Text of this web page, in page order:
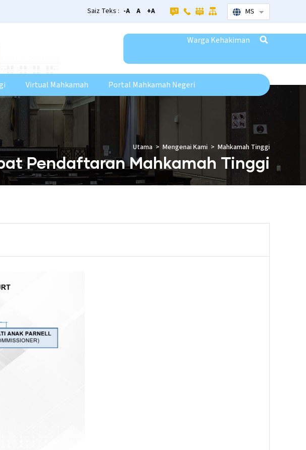
MS List additional
Saiz Teks : -A A +A
Warga Kehakiman
Virtual Mahkamah Portal Mahkamah Negeri
Pendaftaran Mahkamah Tinggi
Utama Mengenai Kami Mahkamah Tinggi